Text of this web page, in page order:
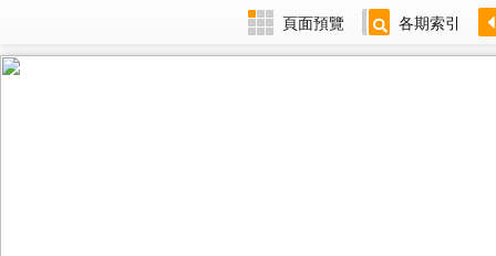
頁面預覽 各期索引